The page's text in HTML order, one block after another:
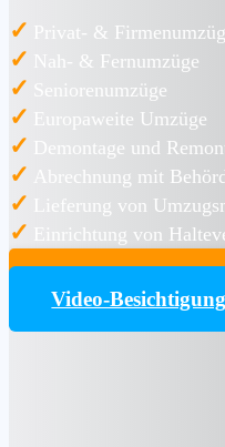
✓ Privat- &
✓ Nah- & Fernumzüge
✓ Seniorenumzüge
✓ Europaweite Umzüge
✓ Demontage und
✓ Abrechnung mit
✓ Lieferung von
✓ Einrichtung von
Video-Besichtigung